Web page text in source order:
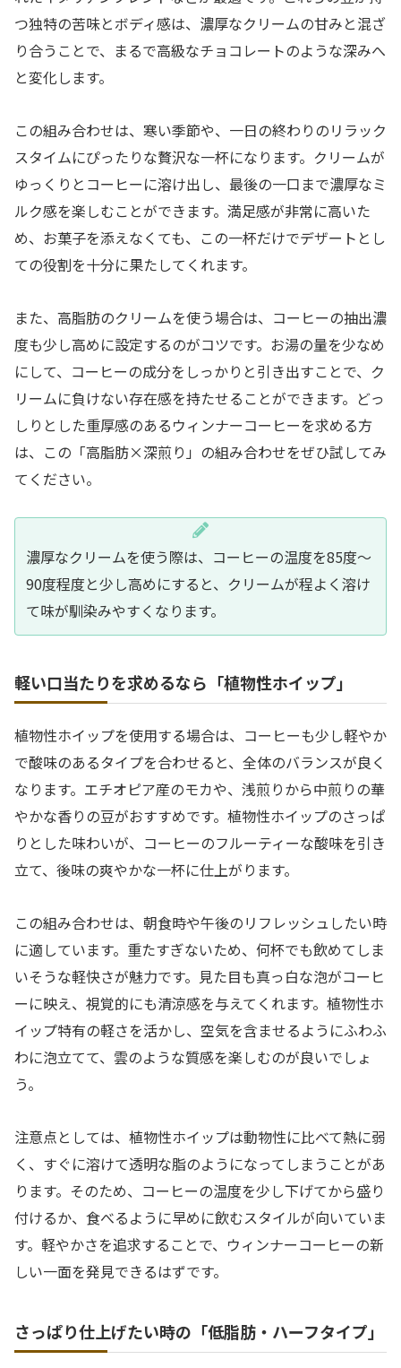
つ独特の苦味とボディ感は、濃厚なクリームの甘みと混ざ
り合うことで、まるで高級なチョコレートのような深みへ
と変化します。
この組み合わせは、寒い季節や、一日の終わりのリラック
スタイムにぴったりな贅沢な一杯になります。クリームが
ゆっくりとコーヒーに溶け出し、最後の一口まで濃厚なミ
ルク感を楽しむことができます。満足感が非常に高いた
め、お菓子を添えなくても、この一杯だけでデザートとし
ての役割を十分に果たしてくれます。
また、高脂肪のクリームを使う場合は、コーヒーの抽出濃
度も少し高めに設定するのがコツです。お湯の量を少なめ
にして、コーヒーの成分をしっかりと引き出すことで、ク
リームに負けない存在感を持たせることができます。どっ
しりとした重厚感のあるウィンナーコーヒーを求める方
は、この「高脂肪×深煎り」の組み合わせをぜひ試してみ
てください。
濃厚なクリームを使う際は、コーヒーの温度を85度〜
90度程度と少し高めにすると、クリームが程よく溶け
て味が馴染みやすくなります。
軽い口当たりを求めるなら「植物性ホイップ」
植物性ホイップを使用する場合は、コーヒーも少し軽やか
で酸味のあるタイプを合わせると、全体のバランスが良く
なります。エチオピア産のモカや、浅煎りから中煎りの華
やかな香りの豆がおすすめです。植物性ホイップのさっぱ
りとした味わいが、コーヒーのフルーティーな酸味を引き
立て、後味の爽やかな一杯に仕上がります。
この組み合わせは、朝食時や午後のリフレッシュしたい時
に適しています。重たすぎないため、何杯でも飲めてしま
いそうな軽快さが魅力です。見た目も真っ白な泡がコーヒ
ーに映え、視覚的にも清涼感を与えてくれます。植物性ホ
イップ特有の軽さを活かし、空気を含ませるようにふわふ
わに泡立てて、雲のような質感を楽しむのが良いでしょ
う。
注意点としては、植物性ホイップは動物性に比べて熱に弱
く、すぐに溶けて透明な脂のようになってしまうことがあ
ります。そのため、コーヒーの温度を少し下げてから盛り
付けるか、食べるように早めに飲むスタイルが向いていま
す。軽やかさを追求することで、ウィンナーコーヒーの新
しい一面を発見できるはずです。
さっぱり仕上げたい時の「低脂肪・ハーフタイプ」